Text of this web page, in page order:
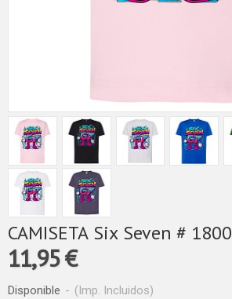
CAMISETA Six Seven # 1800
11,95 €
Disponible - (Imp. Incluidos)